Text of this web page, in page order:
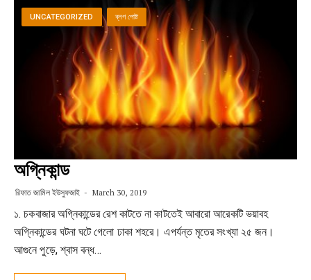
UNCATEGORIZED ব্লগ পোষ্ট
অগ্নিকান্ড
রিফাত জামিল ইউসুফজাই March 30, 2019
১. চকবাজার অগ্নিকান্ডের রেশ কাটতে না কাটতেই আবারো আরেকটি ভয়াবহ
অগ্নিকান্ডের ঘটনা ঘটে গেলো ঢাকা শহরে। এপর্যন্ত মৃতের সংখ্যা ২৫ জন।
আগুনে পুড়ে, শ্বাস বন্ধ…